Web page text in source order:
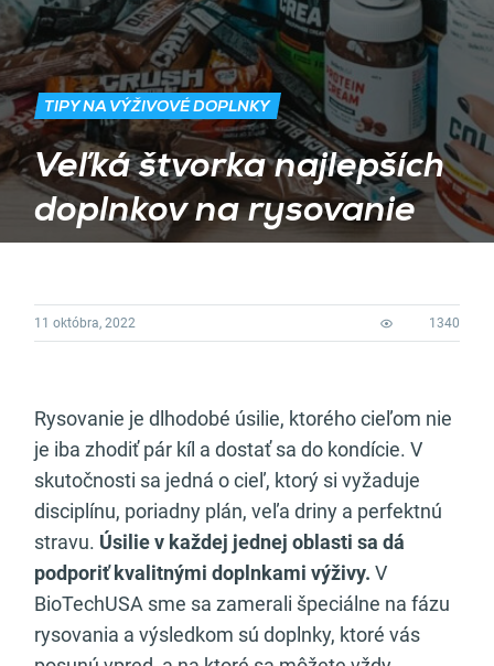
TIPY NA VÝŽIVOVÉ DOPLNKY
Veľká štvorka najlepších
doplnkov na rysovanie
11 októbra, 2022 1340
Rysovanie je dlhodobé úsilie, ktorého cieľom nie
je iba zhodiť pár kíl a dostať sa do kondície. V
skutočnosti sa jedná o cieľ, ktorý si vyžaduje
disciplínu, poriadny plán, veľa driny a perfektnú
stravu. Úsilie v každej jednej oblasti sa dá
podporiť kvalitnými doplnkami výživy. V
BioTechUSA sme sa zamerali špeciálne na fázu
rysovania a výsledkom sú doplnky, ktoré vás